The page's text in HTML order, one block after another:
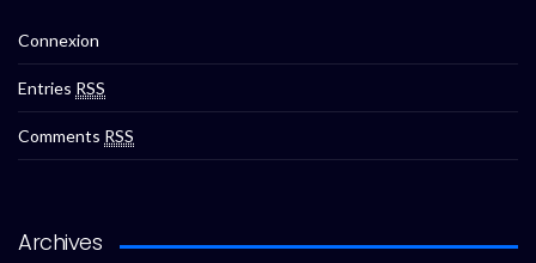
Connexion
Entries RSS
Comments RSS
Archives